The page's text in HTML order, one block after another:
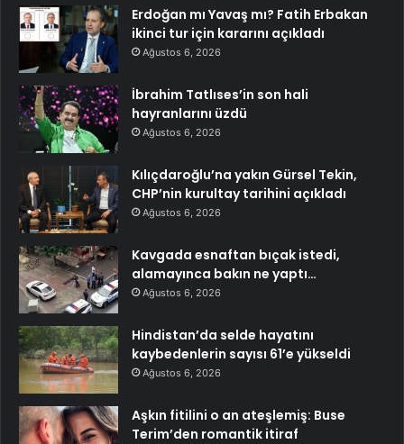
Erdoğan mı Yavaş mı? Fatih Erbakan
ikinci tur için kararını açıkladı
Ağustos 6, 2026
İbrahim Tatlıses’in son hali
hayranlarını üzdü
Ağustos 6, 2026
Kılıçdaroğlu’na yakın Gürsel Tekin,
CHP’nin kurultay tarihini açıkladı
Ağustos 6, 2026
Kavgada esnaftan bıçak istedi,
alamayınca bakın ne yaptı…
Ağustos 6, 2026
Hindistan’da selde hayatını
kaybedenlerin sayısı 61’e yükseldi
Ağustos 6, 2026
Aşkın fitilini o an ateşlemiş: Buse
Terim’den romantik itiraf